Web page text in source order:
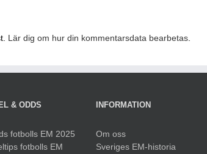
Lär dig om hur din kommentarsdata bearbetas
& ODDS
fotbolls EM 2025
fotbolls EM
INFORMATION
Om oss
Sveriges EM-historia